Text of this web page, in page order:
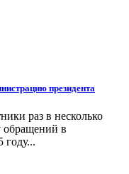
президента
раз в несколько
обращений в
году...